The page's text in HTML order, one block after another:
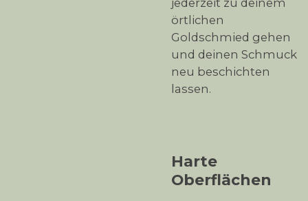
örtlichen
Goldschmied gehen
und deinen Schmuck
neu beschichten
lassen.
Harte
Oberflächen